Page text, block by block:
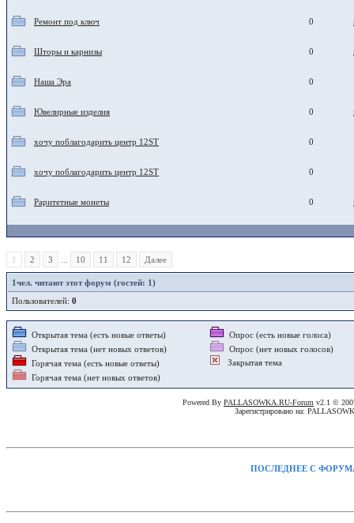
Ремонт под ключ 0
Шторы и карнизы 0
Наша Эра 0
Ювелирные изделия 0
хочу поблагодарить центр 12ST 0
хочу поблагодарить центр 12ST 0
Раритетные монеты 0
1 2 3 10 11 12 Далее
1чел. читают этот форум (гостей: 1)
Пользователей: 0
Открытая тема (есть новые ответы)
Открытая тема (нет новых ответов)
Горячая тема (есть новые ответы)
Горячая тема (нет новых ответов)
Опрос (есть новые голоса)
Опрос (нет новых голосов)
Закрытая тема
Powered By PALLASOWKA.RU-Forum v2.1 ©
Зарегистрировано на:
ПОСЛЕДНЕЕ С